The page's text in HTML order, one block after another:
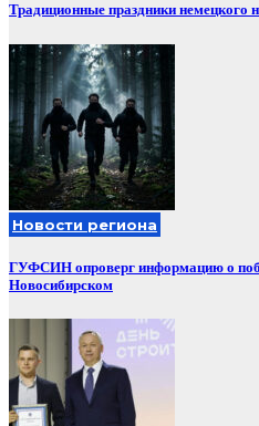
Традиционные праздники немецкого
Новости региона
ГУФСИН опроверг информацию о
Новосибирском